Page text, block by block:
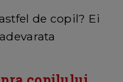
de copil? Ei